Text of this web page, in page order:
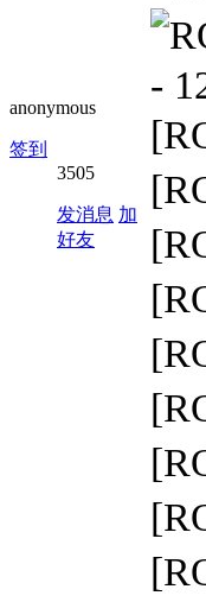
anonymous
签到
3505
发消息 加
好友